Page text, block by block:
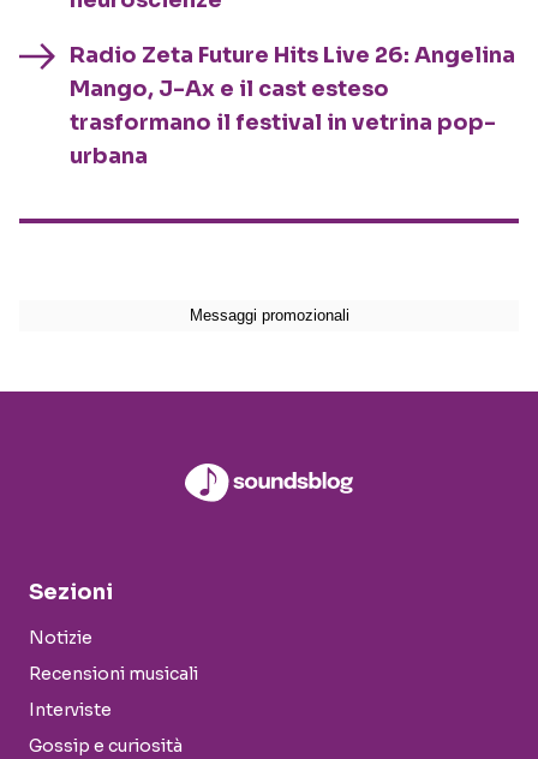
Radio Zeta Future Hits Live 26: Angelina
Mango, J-Ax e il cast esteso
trasformano il festival in vetrina pop-
urbana
Sezioni
Notizie
Recensioni musicali
Interviste
Gossip e curiosità